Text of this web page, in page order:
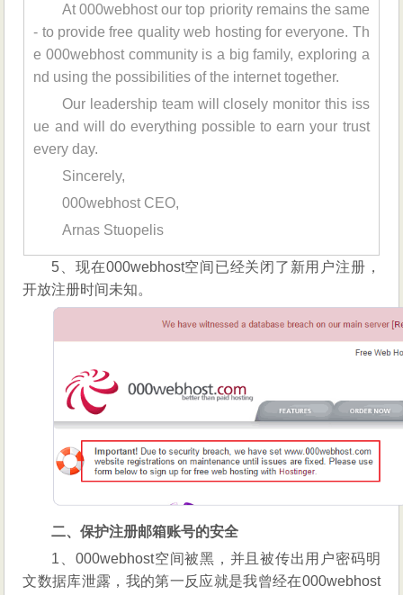
At 000webhost our top priority remains the same
- to provide free quality web hosting for everyone. Th
e 000webhost community is a big family, exploring a
nd using the possibilities of the internet together.
Our leadership team will closely monitor this iss
ue and will do everything possible to earn your trust
every day.
Sincerely,
000webhost CEO,
Arnas Stuopelis
5、现在000webhost空间已经关闭了新用户注册，
开放注册时间未知。
二、保护注册邮箱账号的安全
1、000webhost空间被黑，并且被传出用户密码明
文数据库泄露，我的第一反应就是我曾经在000webhost